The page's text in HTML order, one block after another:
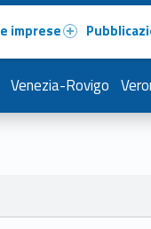
imprese
Venezia-Rovigo